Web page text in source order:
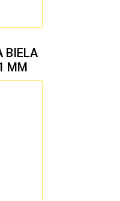
BIELA
MM